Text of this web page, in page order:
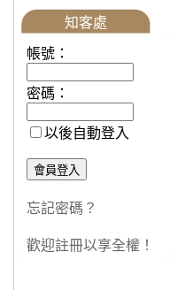
知客處
帳號：
密碼：
以後自動登入
忘記密碼？
歡迎註冊以享全權！